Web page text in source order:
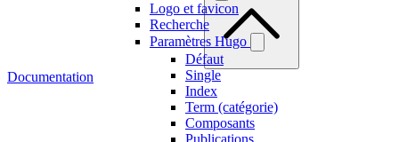
Logo et favicon
Recherche
Paramètres Hugo
Défaut
Single
Index
Term (catégorie)
Composants
Publications
Documentation